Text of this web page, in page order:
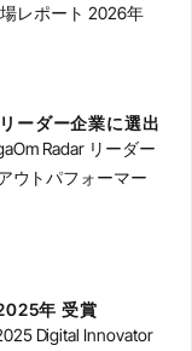
レポート 2026年
ーダー企業に選出
Radar リーダー
ウトパフォーマー
年 受賞
Digital Innovator